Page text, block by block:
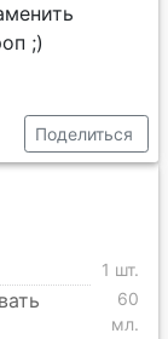
;)
Поделиться
1 шт.
60
мл.